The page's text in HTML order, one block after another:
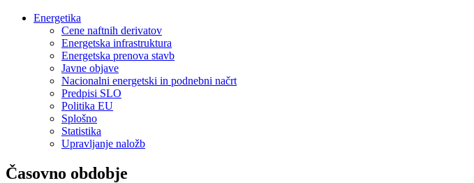
Energetika
Cene naftnih derivatov
Energetska infrastruktura
Energetska prenova stavb
Javne objave
Nacionalni energetski in podnebni načrt
Predpisi SLO
Politika EU
Splošno
Statistika
Upravljanje naložb
Časovno obdobje